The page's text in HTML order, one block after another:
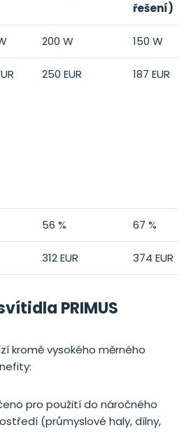
řešení)
200 W 150 W
250 EUR 187 EUR
56 % 67 %
312 EUR 374 EUR
PRIMUS
kromě vysokého měrného
pro použití do náročného
(průmyslové haly, dílny,